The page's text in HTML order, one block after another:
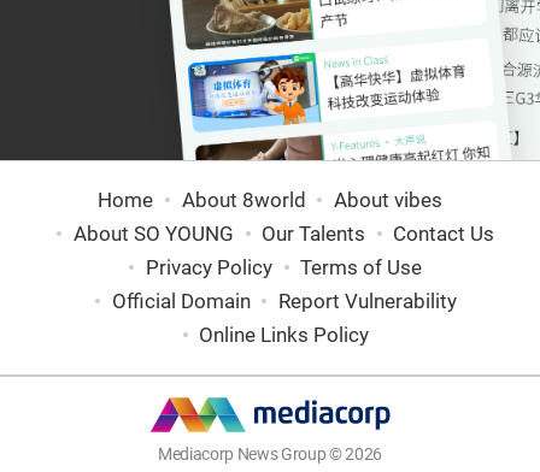
Home About 8world
About vibes
About SO YOUNG
Our Talents
Contact Us
Privacy Policy
Terms of Use
Official Domain
Report Vulnerability
Online Links Policy
Mediacorp News Group © 2026